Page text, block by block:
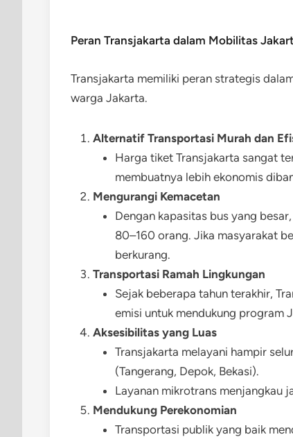
Peran Transjakarta dalam Mobilitas
Transjakarta memiliki peran strategis
warga Jakarta.
Alternatif Transportasi Murah dan
Harga tiket Transjakarta sangat
membuatnya lebih ekonomis
Mengurangi Kemacetan
Dengan kapasitas bus yang
80–160 orang. Jika masyarakat
berkurang.
Transportasi Ramah Lingkungan
Sejak beberapa tahun terakhir,
emisi untuk mendukung program
Aksesibilitas yang Luas
Transjakarta melayani hampir
(Tangerang, Depok, Bekasi).
Layanan mikrotrans menjangkau
Mendukung Perekonomian
Transportasi publik yang baik